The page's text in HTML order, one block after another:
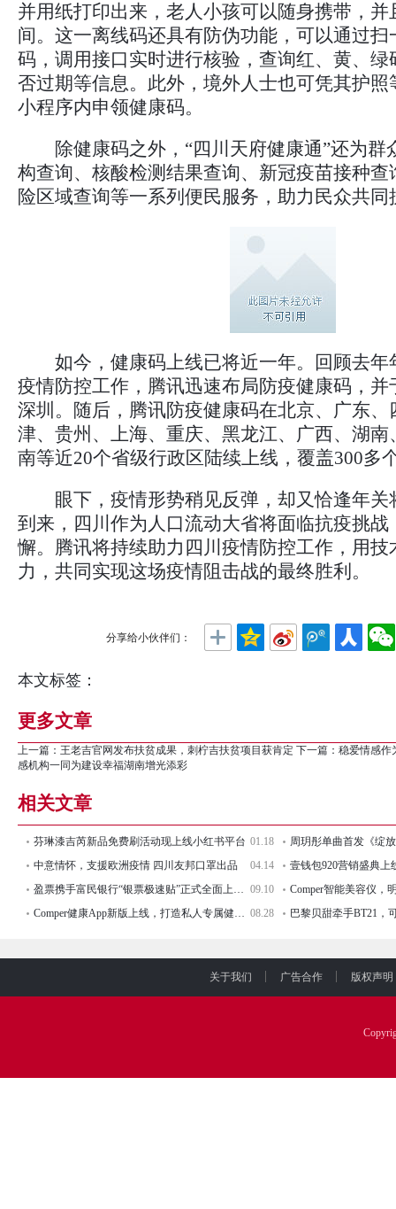
并用纸打印出来，老人小孩可以随身携带，并
间。这一离线码还具有防伪功能，可以通过扫
码，调用接口实时进行核验，查询红、黄、绿
否过期等信息。此外，境外人士也可凭其护照
小程序内申领健康码。
除健康码之外，“四川天府健康通”还为群
构查询、核酸检测结果查询、新冠疫苗接种查
险区域查询等一系列便民服务，助力民众共同
如今，健康码上线已将近一年。回顾去年
疫情防控工作，腾讯迅速布局防疫健康码，并
深圳。随后，腾讯防疫健康码在北京、广东、
津、贵州、上海、重庆、黑龙江、广西、湖南
南等近20个省级行政区陆续上线，覆盖300多
眼下，疫情形势稍见反弹，却又恰逢年关
到来，四川作为人口流动大省将面临抗疫挑战
懈。腾讯将持续助力四川疫情防控工作，用技
力，共同实现这场疫情阻击战的最终胜利。
分享给小伙伴们：
本文标签：
更多文章
上一篇： 王老吉官网发布扶贫成果，刺柠吉扶贫项目获肯定 下一篇： 稳爱情感作
感机构一同为建设幸福湖南增光添彩
相关文章
芬琳漆吉芮新品免费刷活动现上线小红书平台 01.18
周玥彤单曲首发《绽
中意情怀，支援欧洲疫情 四川友邦口罩出品
04.14
盈票携手富民银行“银票极速贴”正式全面上线！ 09.10
Comper智能美容仪，
Comper健康App新版上线，打造私人专属健康定制 08.28
关于我们 广告合作 版权声明